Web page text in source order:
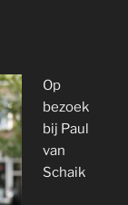
Op
bezoek
bij Paul
van
Schaik